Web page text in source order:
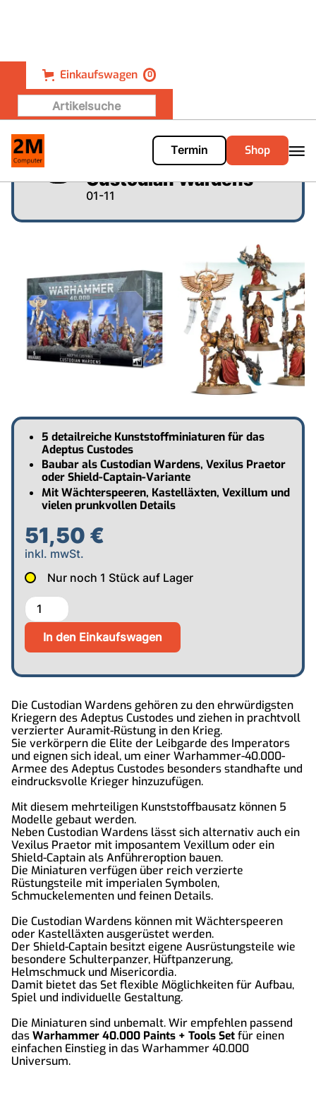
Termin Shop
Einkaufswagen 0
5 detailreiche Kunststoffminiaturen für das
Adeptus Custodes
Baubar als Custodian Wardens, Vexilus Praetor
oder Shield-Captain-Variante
Mit Wächterspeeren, Kastelläxten, Vexillum und
vielen prunkvollen Details
51,50 €
inkl. mwSt.
Nur noch 1 Stück auf Lager
Die Custodian Wardens gehören zu den ehrwürdigsten
Kriegern des Adeptus Custodes und ziehen in prachtvoll
verzierter Auramit-Rüstung in den Krieg.
Sie verkörpern die Elite der Leibgarde des Imperators
und eignen sich ideal, um einer Warhammer-40.000-
Armee des Adeptus Custodes besonders standhafte und
eindrucksvolle Krieger hinzuzufügen.
Mit diesem mehrteiligen Kunststoffbausatz können 5
Modelle gebaut werden.
Neben Custodian Wardens lässt sich alternativ auch ein
Vexilus Praetor mit imposantem Vexillum oder ein
Shield-Captain als Anführeroption bauen.
Die Miniaturen verfügen über reich verzierte
Rüstungsteile mit imperialen Symbolen,
Schmuckelementen und feinen Details.
Die Custodian Wardens können mit Wächterspeeren
oder Kastelläxten ausgerüstet werden.
Der Shield-Captain besitzt eigene Ausrüstungsteile wie
besondere Schulterpanzer, Hüftpanzerung,
Helmschmuck und Misericordia.
Damit bietet das Set flexible Möglichkeiten für Aufbau,
Spiel und individuelle Gestaltung.
Die Miniaturen sind unbemalt. Wir empfehlen passend
dasWarhammer 40.000 Paints + Tools Setfür einen
einfachen Einstieg in das Warhammer 40.000
Universum.
Warhammer 40.000 -
Custodian Wardens
01-11